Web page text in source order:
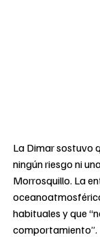
La Dimar sostuvo
ningún riesgo ni
Morrosquillo. La
habituales y que
comportamiento”.